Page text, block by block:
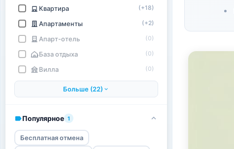
Квартира (+18)
Апартаменты (+2)
Апарт-отель (0)
База отдыха (0)
Вилла (0)
Больше (22)
Популярное 1
Бесплатная отмена